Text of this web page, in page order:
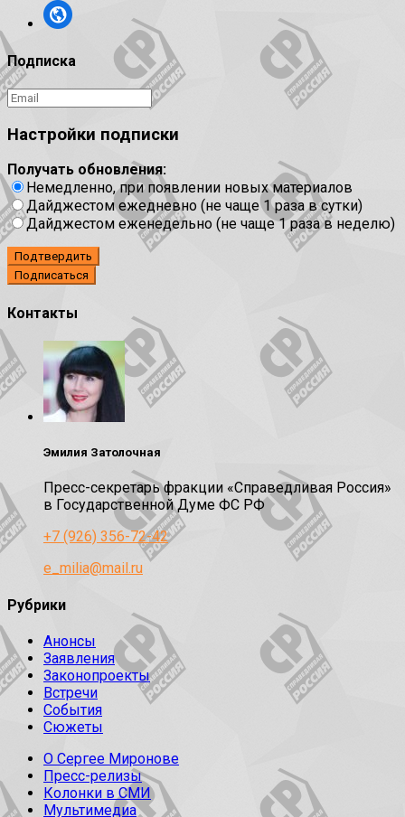
Подписка
Настройки подписки
Получать обновления:
Немедленно, при появлении новых материалов
Дайджестом ежедневно (не чаще 1 раза в сутки)
Дайджестом еженедельно (не чаще 1 раза в неделю)
Подтвердить
Контакты
Эмилия Затолочная
Пресс-секретарь фракции «Справедливая Россия»
в Государственной Думе ФС РФ
+7 (926) 356-72-42
e_milia@mail.ru
Рубрики
Анонсы
Заявления
Законопроекты
Встречи
События
Сюжеты
О Сергее Миронове
Пресс-релизы
Колонки в СМИ
Мультимедиа